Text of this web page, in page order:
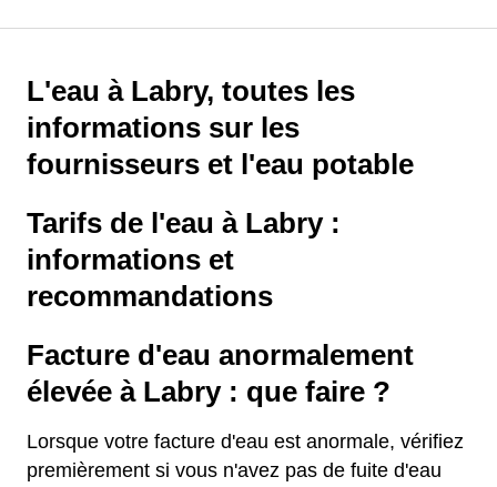
L'eau à Labry, toutes les
informations sur les
fournisseurs et l'eau potable
Tarifs de l'eau à Labry :
informations et
recommandations
Facture d'eau anormalement
élevée à Labry : que faire ?
Lorsque votre facture d'eau est anormale, vérifiez
premièrement si vous n'avez pas de fuite d'eau